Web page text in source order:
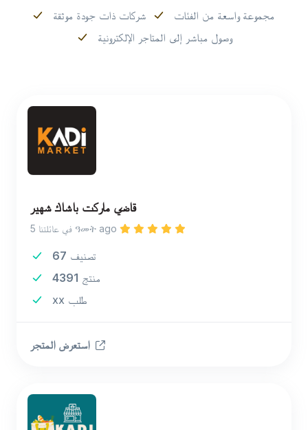
شركات ذات جودة موثقة
مجموعة واسعة من الفئات
وصول مباشر إلى المتاجر الإلكترونية
قاضي ماركت باشاك شهير
في عائلتنا 5 ዓመት ago
67 تصنيف
4391 منتج
xx طلب